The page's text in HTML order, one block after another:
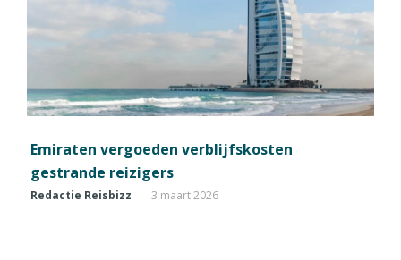
Emiraten vergoeden verblijfskosten
gestrande reizigers
Redactie Reisbizz 3 maart 2026